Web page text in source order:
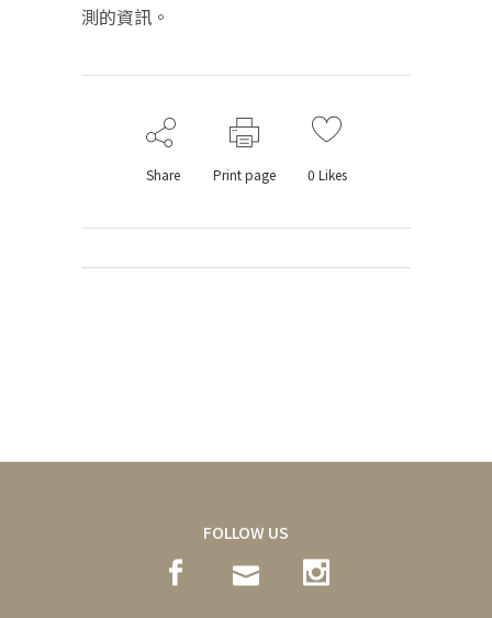
測的資訊。
Share Print page 0 Likes
FOLLOW US